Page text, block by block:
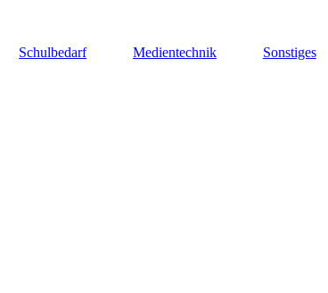
Schulbedarf Medientechnik Sonstiges